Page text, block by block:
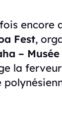
encore
Fest,
–
la